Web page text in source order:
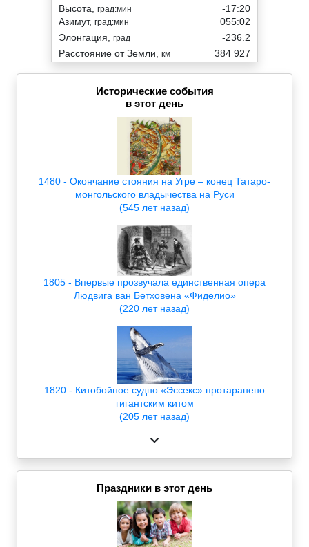
Высота, град:мин
Азимут, град:мин
-17:20
055:02
Элонгация, град
-236.2
Расстояние от Земли, км 384 927
Исторические события
в этот день
1480 - Окончание стояния на Угре – конец Татаро-
монгольского владычества на Руси
(545 лет назад)
1805 - Впервые прозвучала единственная опера
Людвига ван Бетховена «Фиделио»
(220 лет назад)
1820 - Китобойное судно «Эссекс» протаранено
гигантским китом
(205 лет назад)
Праздники в этот день